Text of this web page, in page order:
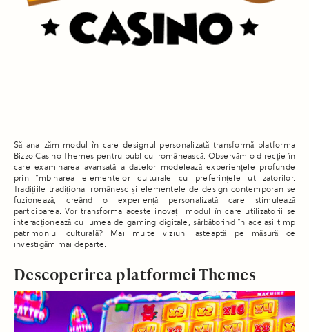
Să analizăm modul în care designul personalizată transformă platforma
Bizzo Casino Themes pentru publicul românească. Observăm o direcție în
care examinarea avansată a datelor modelează experiențele profunde
prin îmbinarea elementelor culturale cu preferințele utilizatorilor.
Tradițiile tradițional românesc și elementele de design contemporan se
fuzionează, creând o experiență personalizată care stimulează
participarea. Vor transforma aceste inovații modul în care utilizatorii se
interacționează cu lumea de gaming digitale, sărbătorind în același timp
patrimoniul culturală? Mai multe viziuni așteaptă pe măsură ce
investigăm mai departe.
Descoperirea platformei Themes